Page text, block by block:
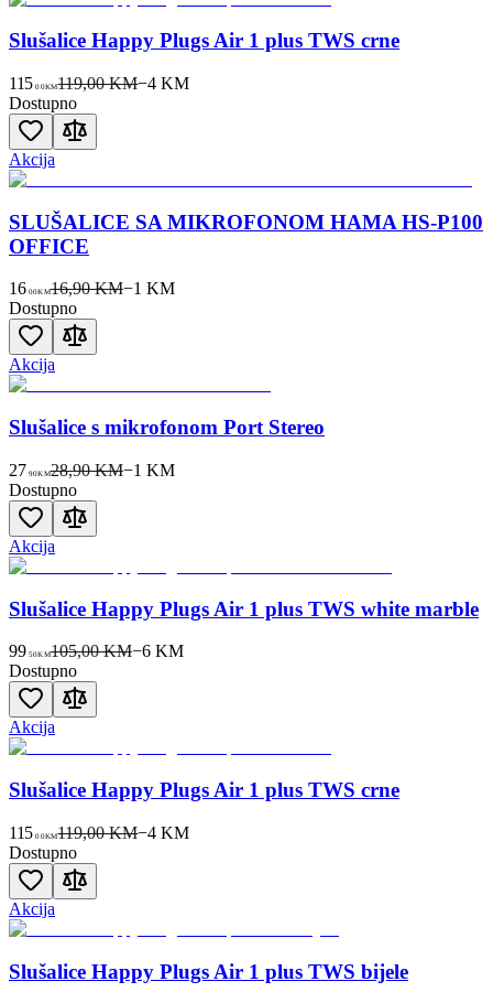
Slušalice Happy Plugs Air 1 plus TWS crne
115 00KM119,00 KM−4 KM
Dostupno
Akcija
SLUŠALICE SA MIKROFONOM HAMA HS-P100
OFFICE
16 00KM16,90 KM−1 KM
Dostupno
Akcija
Slušalice s mikrofonom Port Stereo
27 90KM28,90 KM−1 KM
Dostupno
Akcija
Slušalice Happy Plugs Air 1 plus TWS white marble
99 50KM105,00 KM−6KM
Dostupno
Akcija
Slušalice Happy Plugs Air 1 plus TWS crne
115 00KM119,00 KM−4 KM
Dostupno
Akcija
Slušalice Happy Plugs Air 1 plus TWS bijele